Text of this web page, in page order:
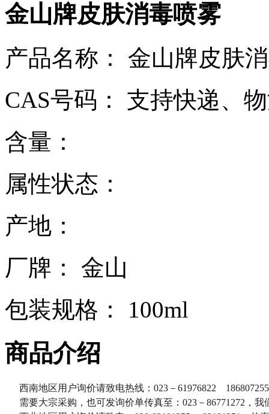
金山牌皮肤消毒喷雾
产品名称： 金山牌皮肤
CAS号码： 支持快递、
含量：
属性状态：
产地：
厂牌： 金山
包装规格： 100ml
商品介绍
西南地区用户询价请致电热线：023－61976822
需要大宗采购，也可发询价单传真至：023－86771272，